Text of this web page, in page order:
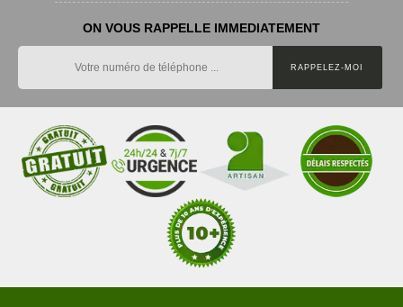
ON VOUS RAPPELLE IMMEDIATEMENT